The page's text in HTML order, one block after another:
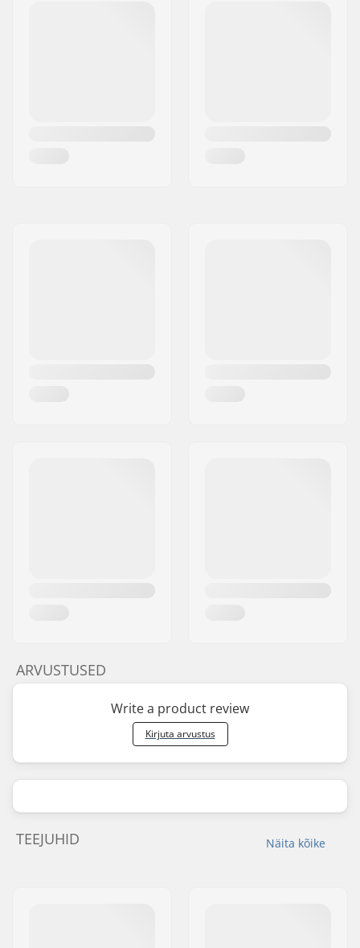
ARVUSTUSED
Write a product review
Kirjuta arvustus
Näita kõike
TEEJUHID